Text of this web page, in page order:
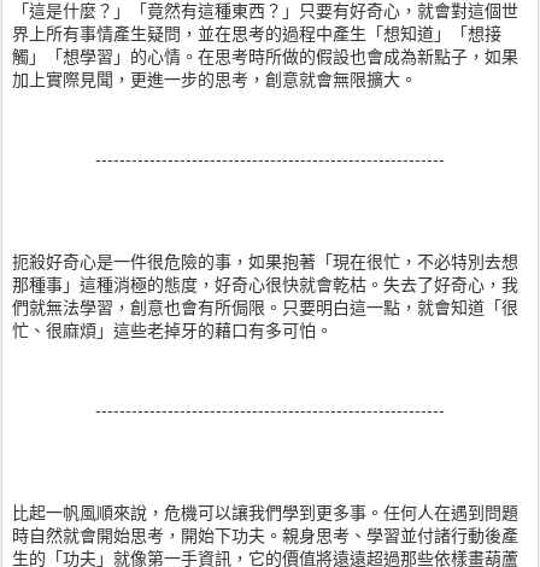
「這是什麼？」「竟然有這種東西？」只要有好奇心，就會對這個世
界上所有事情產生疑問，並在思考的過程中產生「想知道」「想接
觸」「想學習」的心情。在思考時所做的假設也會成為新點子，如果
加上實際見聞，更進一步的思考，創意就會無限擴大。
----------------------------------------------------------
扼殺好奇心是一件很危險的事，如果抱著「現在很忙，不必特別去想
那種事」這種消極的態度，好奇心很快就會乾枯。失去了好奇心，我
們就無法學習，創意也會有所侷限。只要明白這一點，就會知道「很
忙、很麻煩」這些老掉牙的藉口有多可怕。
----------------------------------------------------------
比起一帆風順來說，危機可以讓我們學到更多事。任何人在遇到問題
時自然就會開始思考，開始下功夫。親身思考、學習並付諸行動後產
生的「功夫」就像第一手資訊，它的價值將遠遠超過那些依樣畫葫蘆